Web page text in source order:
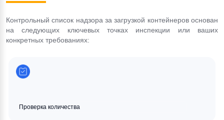
Контрольный список надзора за загрузкой контейнеров основан
на следующих ключевых точках инспекции или ваших
конкретных требованиях:
Проверка количества